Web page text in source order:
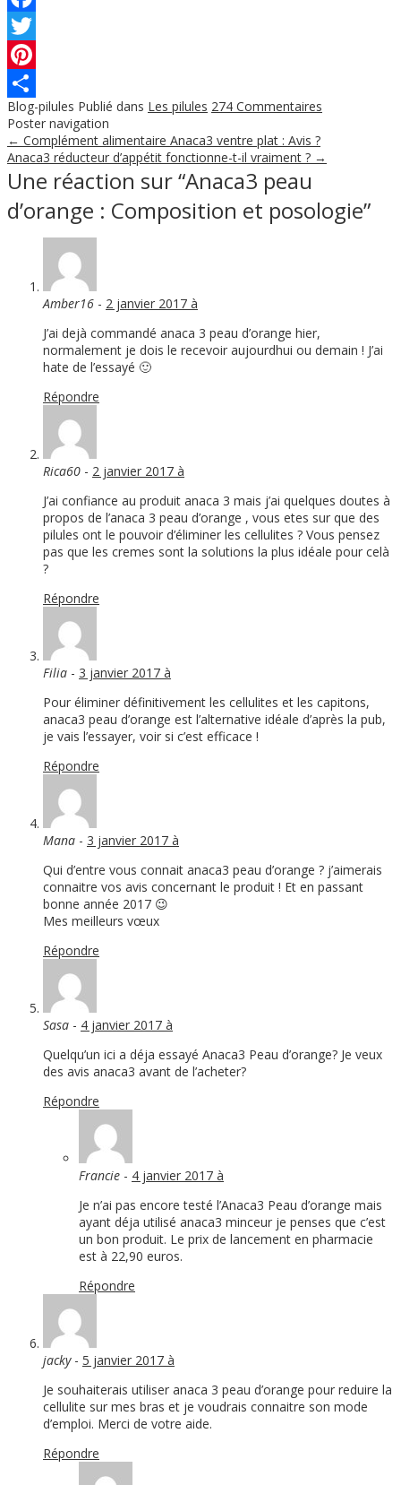
Facebook
Twitter
Pinterest
Partager
Blog-pilules Publié dans Les pilules 274 Commentaires
Poster navigation
← Complément alimentaire Anaca3 ventre plat : Avis ?
Anaca3 réducteur d’appétit fonctionne-t-il vraiment ? →
Une réaction sur “Anaca3 peau
d’orange : Composition et posologie”
Amber16 - 2 janvier 2017 à
J’ai dejà commandé anaca 3 peau d’orange hier,
normalement je dois le recevoir aujourdhui ou demain ! J’ai
hate de l’essayé 🙂
Répondre
Rica60 - 2 janvier 2017 à
J’ai confiance au produit anaca 3 mais j’ai quelques doutes à
propos de l’anaca 3 peau d’orange , vous etes sur que des
pilules ont le pouvoir d’éliminer les cellulites ? Vous pensez
pas que les cremes sont la solutions la plus idéale pour celà
?
Répondre
Filia - 3 janvier 2017 à
Pour éliminer définitivement les cellulites et les capitons,
anaca3 peau d’orange est l’alternative idéale d’après la pub,
je vais l’essayer, voir si c’est efficace !
Répondre
Mana - 3 janvier 2017 à
Qui d’entre vous connait anaca3 peau d’orange ? j’aimerais
connaitre vos avis concernant le produit ! Et en passant
bonne année 2017 😉
Mes meilleurs vœux
Répondre
Sasa - 4 janvier 2017 à
Quelqu’un ici a déja essayé Anaca3 Peau d’orange? Je veux
des avis anaca3 avant de l’acheter?
Répondre
Francie - 4 janvier 2017 à
Je n’ai pas encore testé l’Anaca3 Peau d’orange mais
ayant déja utilisé anaca3 minceur je penses que c’est
un bon produit. Le prix de lancement en pharmacie
est à 22,90 euros.
Répondre
jacky- 5 janvier 2017 à
Je souhaiterais utiliser anaca 3 peau d’orange pour reduire la
cellulite sur mes bras et je voudrais connaitre son mode
d’emploi. Merci de votre aide.
Répondre